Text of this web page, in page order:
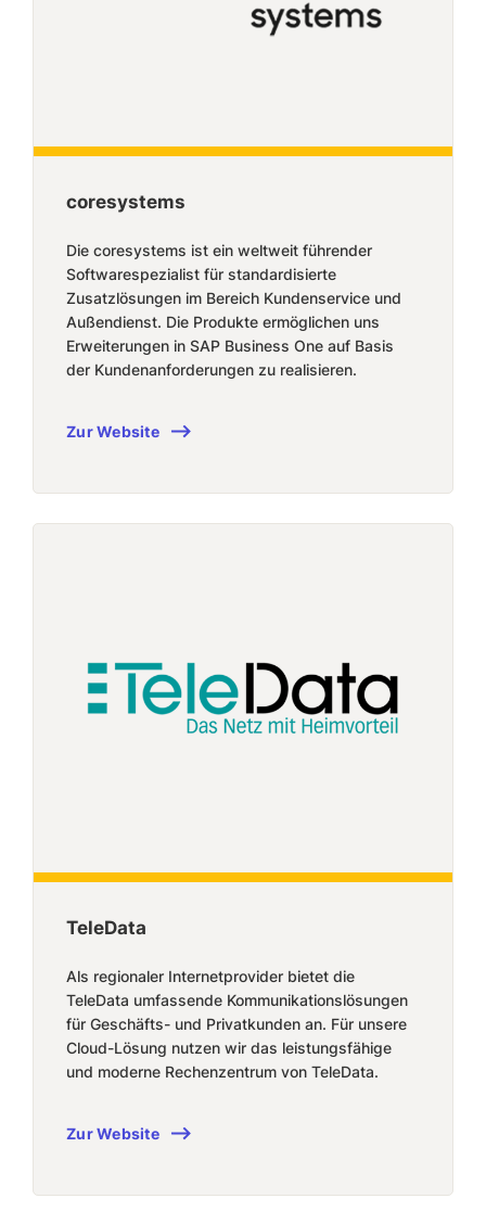
coresystems
Die coresystems ist ein weltweit führender
Softwarespezialist für standardisierte
Zusatzlösungen im Bereich Kundenservice und
Außendienst. Die Produkte ermöglichen uns
Erweiterungen in SAP Business One auf Basis
der Kundenanforderungen zu realisieren.
Zur Website
TeleData
Als regionaler Internetprovider bietet die
TeleData umfassende Kommunikationslösungen
für Geschäfts- und Privatkunden an. Für unsere
Cloud-Lösung nutzen wir das leistungsfähige
und moderne Rechenzentrum von TeleData.
Zur Website